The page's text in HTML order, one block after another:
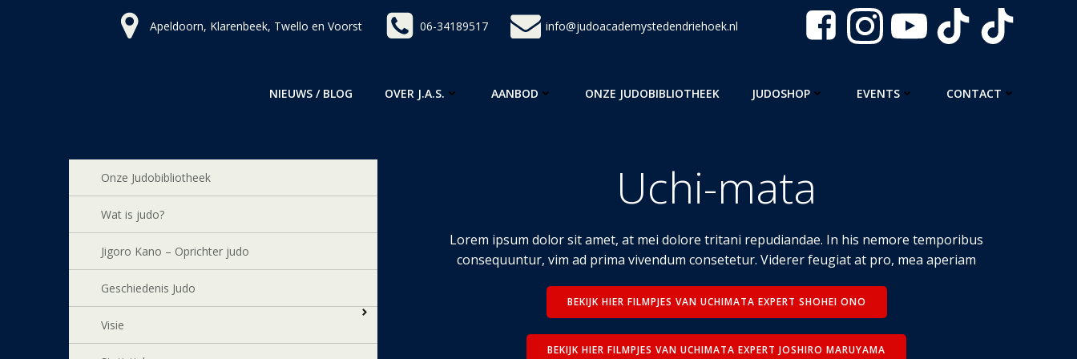
Apeldoorn, Klarenbeek, Twello en Voorst 06-34189517 info@judoacademystedendriehoek.nl
NIEUWS / BLOG OVER J.A.S. AANBOD ONZE JUDOBIBLIOTHEEK JUDOSHOP EVENTS CONTACT
Onze Judobibliotheek
Wat is judo?
Jigoro Kano – Oprichter judo
Geschiedenis Judo
Visie
Uchi-mata
Lorem ipsum dolor sit amet, at mei dolore tritani repudiandae. In his nemore temporibus
consequuntur, vim ad prima vivendum consetetur. Viderer feugiat at pro, mea aperiam
BEKIJK HIER FILMPJES VAN UCHIMATA EXPERT SHOHEI ONO
BEKIJK HIER FILMPJES VAN UCHIMATA EXPERT JOSHIRO MARUYAMA